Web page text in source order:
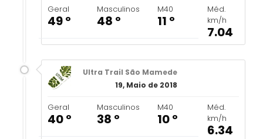
Geral
49 º
Masculinos
48 º
M40
11 º
Méd.
km/h
7.04
Ultra Trail São Mamede
19, Maio de 2018
Geral
40 º
Masculinos
38 º
M40
10 º
Méd.
km/h
6.34